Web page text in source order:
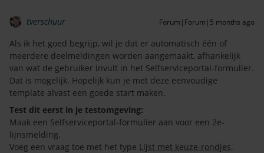
tverschuur Forum|Forum|5 months ago
Als ik het goed begrijp, wil je dat er automatisch één of
meerdere deelmeldingen worden aangemaakt, afhankelijk
van wat de gebruiker invult in het Selfserviceportal-formulier.
Dat is mogelijk. Hopelijk kun je met deze eenvoudige
template alvast een goede start maken.
Test dit eerst in je testomgeving:
Maak een Selfserviceportal-formulier aan voor een 2e-
lijnsmelding.
Voeg een vraag toe met het type Lijst met keuze-rondjes.